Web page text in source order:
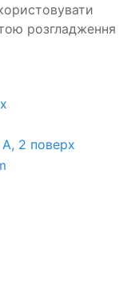
розгладження
2 поверх